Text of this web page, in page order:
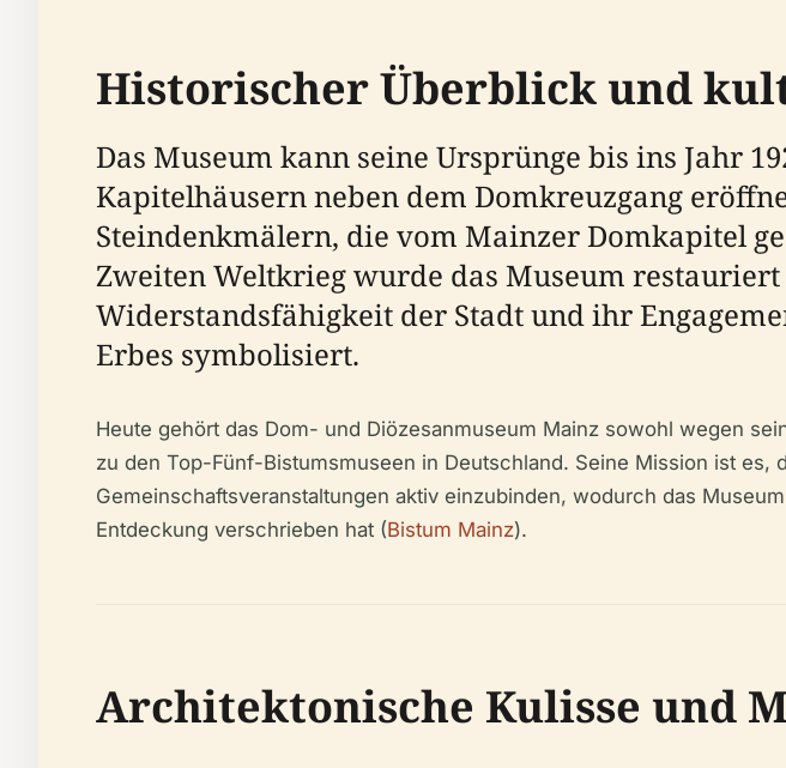
Historischer Überblick und
Das Museum kann seine Ursprünge bis ins Jahr
Kapitelhäusern neben dem Domkreuzgang
Steindenkmälern, die vom Mainzer Domkapitel
Zweiten Weltkrieg wurde das Museum
Widerstandsfähigkeit der Stadt und ihr
Erbes symbolisiert.
Heute gehört das Dom- und Diözesanmuseum Mainz sowohl wegen
zu den Top-Fünf-Bistumsmuseen in Deutschland. Seine Mission ist
Gemeinschaftsveranstaltungen aktiv einzubinden, wodurch das
Entdeckung verschrieben hat (Bistum Mainz).
Architektonische Kulisse und